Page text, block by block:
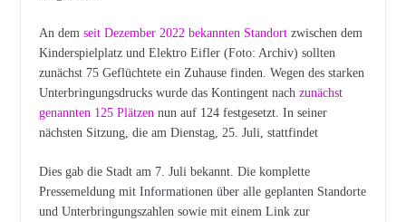
An dem seit Dezember 2022 bekannten Standortzwischen dem
Kinderspielplatz und Elektro Eifler (Foto: Archiv) sollten
zunächst 75 Geflüchtete ein Zuhause finden. Wegen des starken
Unterbringungsdrucks wurde das Kontingent nach zunächst
genannten 125 Plätzennun auf 124 festgesetzt. In seiner
nächsten Sitzung, die am Dienstag, 25. Juli, stattfindet
Dies gab die Stadt am 7. Juli bekannt. Die komplette
Pressemeldung mit Informationen über alle geplanten Standorte
und Unterbringungszahlen sowie mit einem Link zur